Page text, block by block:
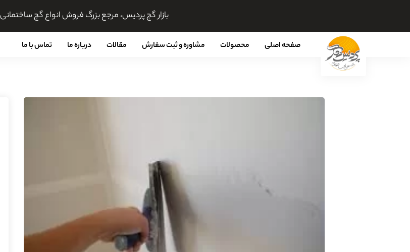
بازار گچ پردیس، مرجع بزرگ فروش انواع گچ ساختمانی
صفحه اصلی محصولات مشاوره و ثبت سفارش مقالات درباره ما تماس با ما